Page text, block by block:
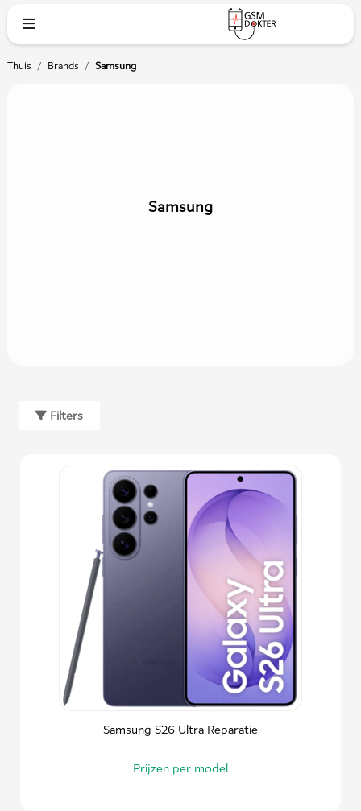
Thuis / Brands / Samsung
Samsung
Filters
Samsung S26 Ultra Reparatie
Prijzen per model